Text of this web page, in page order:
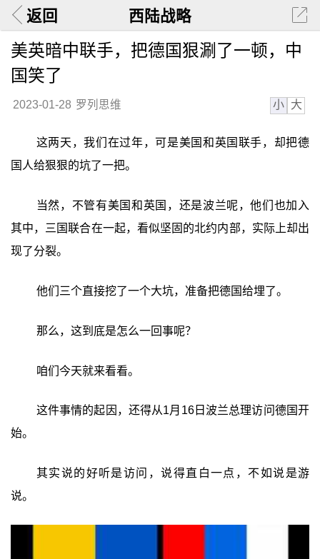
返回 西陆战略
美英暗中联手，把德国狠涮了一顿，中
国笑了
2023-01-28 罗列思维 小 大
这两天，我们在过年，可是美国和英国联手，却把德
国人给狠狠的坑了一把。
当然，不管有美国和英国，还是波兰呢，他们也加入
其中，三国联合在一起，看似坚固的北约内部，实际上却出
现了分裂。
他们三个直接挖了一个大坑，准备把德国给埋了。
那么，这到底是怎么一回事呢？
咱们今天就来看看。
这件事情的起因，还得从1月16日波兰总理访问德国开
始。
其实说的好听是访问，说得直白一点，不如说是游
说。